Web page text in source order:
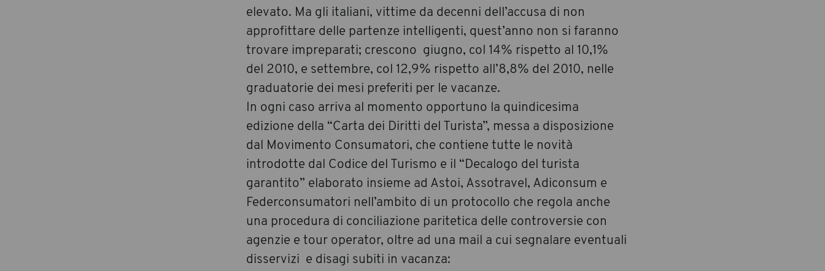
elevato. Ma gli italiani, vittime da decenni dell’accusa di non
approfittare delle partenze intelligenti, quest’anno non si faranno
trovare impreparati; crescono giugno, col 14% rispetto al 10,1%
del 2010, e settembre, col 12,9% rispetto all’8,8% del 2010, nelle
graduatorie dei mesi preferiti per le vacanze.
In ogni caso arriva al momento opportuno la quindicesima
edizione della “Carta dei Diritti del Turista”, messa a disposizione
dal Movimento Consumatori, che contiene tutte le novità
introdotte dal Codice del Turismo e il “Decalogo del turista
garantito” elaborato insieme ad Astoi, Assotravel, Adiconsum e
Federconsumatori nell’ambito di un protocollo che regola anche
una procedura di conciliazione paritetica delle controversie con
agenzie e tour operator, oltre ad una mail a cui segnalare eventuali
disservizi e disagi subiti in vacanza: